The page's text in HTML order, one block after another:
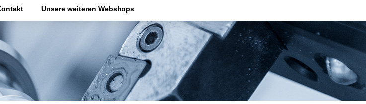
Unsere weiteren Webshops